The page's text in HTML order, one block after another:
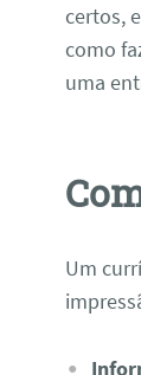
certos,
como
uma
Um